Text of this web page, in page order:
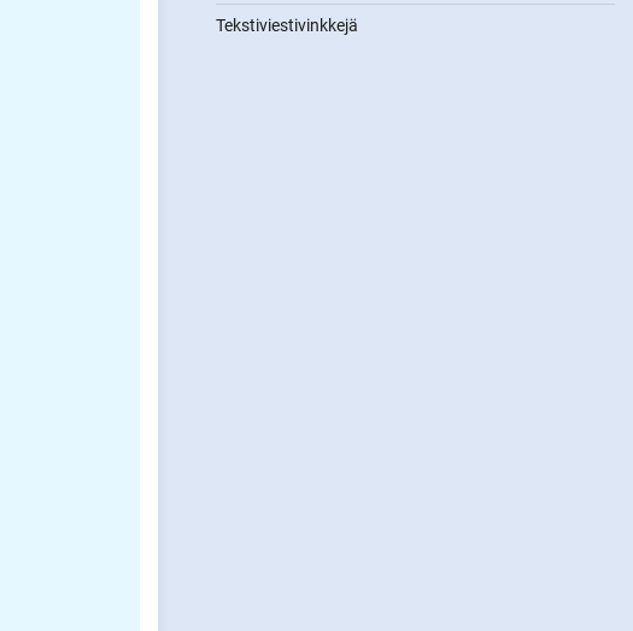
Tekstiviestivinkkejä